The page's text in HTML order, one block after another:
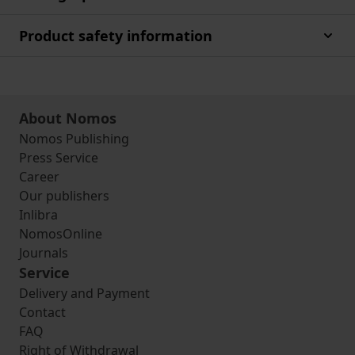
Product safety information
About Nomos
Nomos Publishing
Press Service
Career
Our publishers
Inlibra
NomosOnline
Journals
Service
Delivery and Payment
Contact
FAQ
Right of Withdrawal